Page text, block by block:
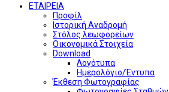
ΕΤΑΙΡΕΙΑ
Προφίλ
Ιστορική Αναδρομή
Στόλος λεωφορείων
Οικονομικά Στοιχεία
Download
Λογότυπα
Ημερολόγιο/Έντυπα
Έκθεση Φωτογραφίας